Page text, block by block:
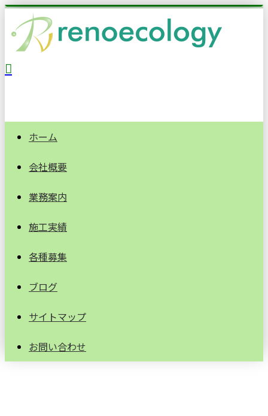
ホーム
会社概要
業務案内
施工実績
各種募集
ブログ
サイトマップ
お問い合わせ